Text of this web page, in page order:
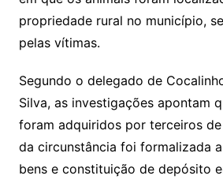
propriedade rural no município,
pelas vítimas.
Segundo o delegado de
Silva, as investigações apontam
foram adquiridos por terceiros
da circunstância foi formalizada
bens e constituição de depósito